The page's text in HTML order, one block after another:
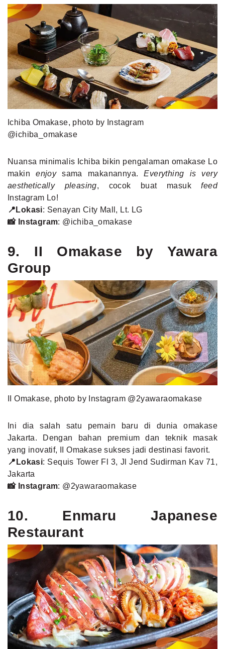
Ichiba Omakase, photo by Instagram
@ichiba_omakase
Nuansa minimalis Ichiba bikin pengalaman omakase Lo
makinenjoysama makanannya.Everything is very
aesthetically pleasing, cocok buat masukfeed
Instagram Lo!
📍Lokasi: Senayan City Mall, Lt. LG
📸 Instagram: @ichiba_omakase
9. II Omakase by Yawara
Group
II Omakase, photo by Instagram @2yawaraomakase
Ini dia salah satu pemain baru di dunia omakase
Jakarta. Dengan bahan premium dan teknik masak
yang inovatif, II Omakase sukses jadi destinasi favorit.
📍Lokasi: Sequis Tower Fl 3, Jl Jend Sudirman Kav 71,
Jakarta
📸 Instagram: @2yawaraomakase
10. Enmaru Japanese
Restaurant